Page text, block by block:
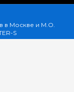
в Москве и М.О.
S